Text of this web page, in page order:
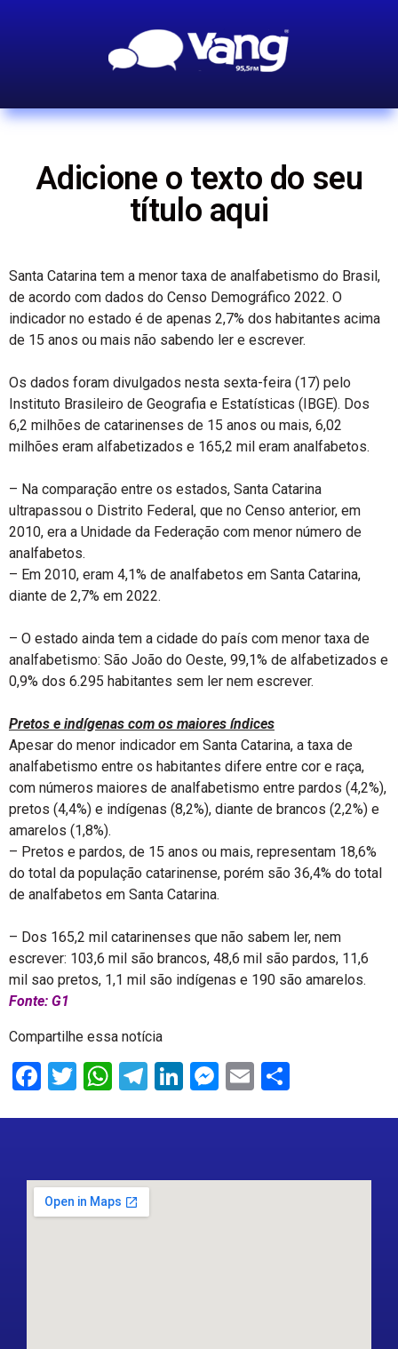
Adicione o texto do seu
título aqui
Santa Catarina tem a menor taxa de analfabetismo do Brasil,
de acordo com dados do Censo Demográfico 2022. O
indicador no estado é de apenas 2,7% dos habitantes acima
de 15 anos ou mais não sabendo ler e escrever.
Os dados foram divulgados nesta sexta-feira (17) pelo
Instituto Brasileiro de Geografia e Estatísticas (IBGE). Dos
6,2 milhões de catarinenses de 15 anos ou mais, 6,02
milhões eram alfabetizados e 165,2 mil eram analfabetos.
– Na comparação entre os estados, Santa Catarina
ultrapassou o Distrito Federal, que no Censo anterior, em
2010, era a Unidade da Federação com menor número de
analfabetos.
– Em 2010, eram 4,1% de analfabetos em Santa Catarina,
diante de 2,7% em 2022.
– O estado ainda tem a cidade do país com menor taxa de
analfabetismo: São João do Oeste, 99,1% de alfabetizados e
0,9% dos 6.295 habitantes sem ler nem escrever.
Pretos e indígenas com os maiores índices
Apesar do menor indicador em Santa Catarina, a taxa de
analfabetismo entre os habitantes difere entre cor e raça,
com números maiores de analfabetismo entre pardos (4,2%),
pretos (4,4%) e indígenas (8,2%), diante de brancos (2,2%) e
amarelos (1,8%).
– Pretos e pardos, de 15 anos ou mais, representam 18,6%
do total da população catarinense, porém são 36,4% do total
de analfabetos em Santa Catarina.
– Dos 165,2 mil catarinenses que não sabem ler, nem
escrever: 103,6 mil são brancos, 48,6 mil são pardos, 11,6
mil sao pretos, 1,1 mil são indígenas e 190 são amarelos.
Fonte: G1
Compartilhe essa notícia
Facebook
Twitter
WhatsApp
Telegram
LinkedIn
Messenger
Email